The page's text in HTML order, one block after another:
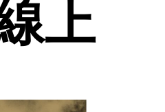
上